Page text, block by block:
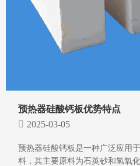
预热器硅酸钙板优势特点
2025-03-05
预热器硅酸钙板是一种广泛应用
料，其主要原料为石英砂和氢氧